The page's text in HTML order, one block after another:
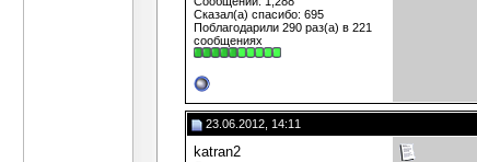
Сказал(а) спасибо: 695
Поблагодарили 290 раз(а) в 221
сообщениях
23.06.2012, 14:11
katran2